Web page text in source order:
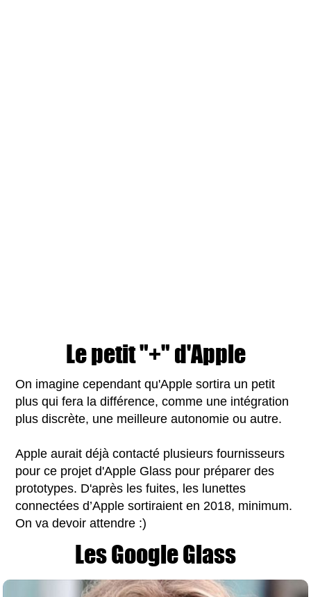
Le petit "+" d'Apple
On imagine cependant qu'Apple sortira un petit
plus qui fera la différence, comme une intégration
plus discrète, une meilleure autonomie ou autre.
Apple aurait déjà contacté plusieurs fournisseurs
pour ce projet d'Apple Glass pour préparer des
prototypes. D'après les fuites, les lunettes
connectées d’Apple sortiraient en 2018, minimum.
On va devoir attendre :)
Les Google Glass